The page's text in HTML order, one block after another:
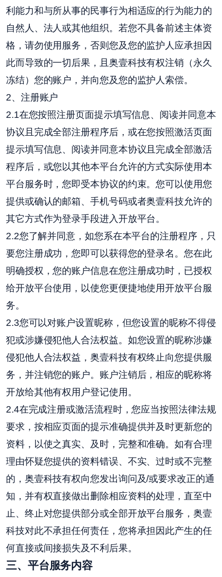
利能力和与所从事的民事行为相适应的行为能力的
自然人、法人或其他组织。若您不具备前述主体资
格，请勿使用服务，否则您及您的监护人应承担因
此而导致的一切后果，且奥壹科技有权注销（永久
冻结）您的账户，并向您及您的监护人索偿。
2、注册账户
2.1在您按照注册页面提示填写信息、阅读并同意本
协议且完成全部注册程序后，或在您按照激活页面
提示填写信息、阅读并同意本协议且完成全部激活
程序后，或您以其他本平台允许的方式实际使用本
平台服务时，您即受本协议的约束。您可以使用您
提供或确认的邮箱、手机号码或者奥壹科技允许的
其它方式作为登录手段进入开放平台。
2.2您了解并同意，如您系在本平台的注册程序，只
要您注册成功，您即可以获得您的登录名。您在此
明确授权，您的账户信息在您注册成功时，已授权
给开放平台使用，以使您更便捷地使用开放平台服
务。
2.3您可以对账户设置昵称，但您设置的昵称不得侵
犯或涉嫌侵犯他人合法权益。如您设置的昵称涉嫌
侵犯他人合法权益，奥壹科技有权终止向您提供服
务，并注销您的账户。账户注销后，相应的昵称将
开放给其他有权用户登记使用。
2.4在完成注册或激活流程时，您应当按照法律法规
要求，按相应页面的提示准确提供并及时更新您的
资料，以使之真实、及时，完整和准确。如有合理
理由怀疑您提供的资料错误、不实、过时或不完整
的，奥壹科技有权向您发出询问及/或要求改正的通
知，并有权直接做出删除相应资料的处理，直至中
止、终止对您提供部分或全部开放平台服务，奥壹
科技对此不承担任何责任，您将承担因此产生的任
何直接或间接损失及不利后果。
三、 平台服务内容